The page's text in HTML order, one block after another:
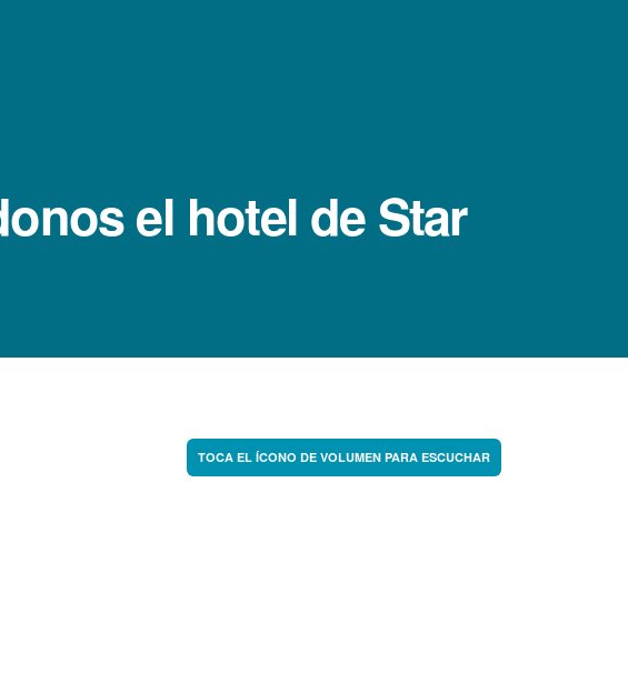
el hotel de Star